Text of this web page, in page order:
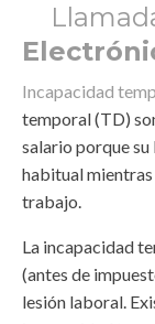
Incapacidad
temporal (TD)
salario porque
habitual
trabajo.
La incapacidad
(antes de
lesión laboral.